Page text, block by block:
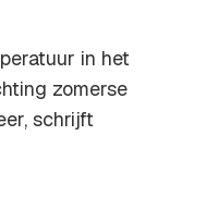
in het
zomerse
schrijft